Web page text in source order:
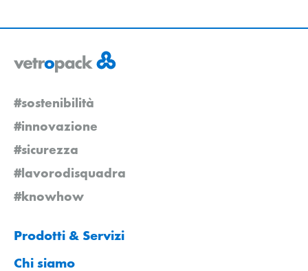
#sostenibilità
#innovazione
#sicurezza
#lavorodisquadra
#knowhow
Prodotti & Servizi
Chi siamo